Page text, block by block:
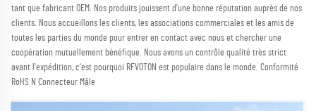
tant que fabricant OEM. Nos produits jouissent d'une bonne réputation auprès de nos
clients. Nous accueillons les clients, les associations commerciales et les amis de
toutes les parties du monde pour entrer en contact avec nous et chercher une
coopération mutuellement bénéfique. Nous avons un contrôle qualité très strict
avant l'expédition, c'est pourquoi RFVOTON est populaire dans le monde. Conformité
RoHS N Connecteur Mâle